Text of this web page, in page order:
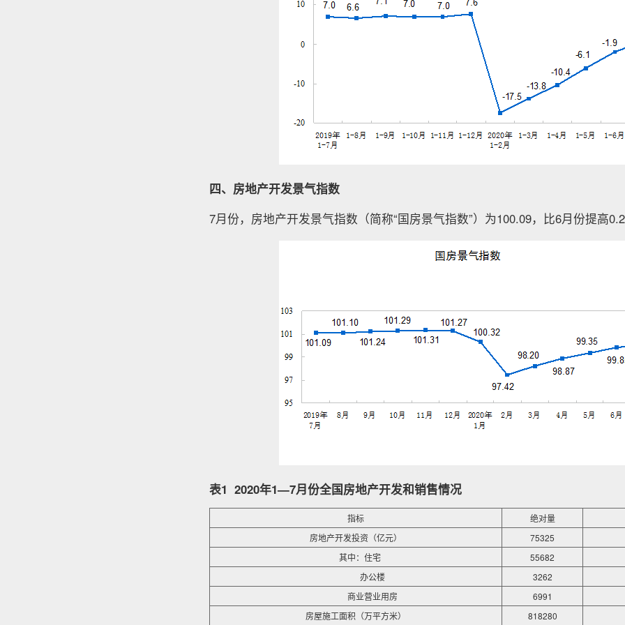
四、房地产开发景气指数
7月份，房地产开发景气指数（简称“国房景气指数”）为100.09，比6月份提高
表1 2020年1—7月份全国房地产开发和销售情况
指标
绝对量
房地产开发投资（亿元）
75325
其中：住宅
55682
办公楼
3262
商业营业用房
6991
房屋施工面积（万平方米）
818280